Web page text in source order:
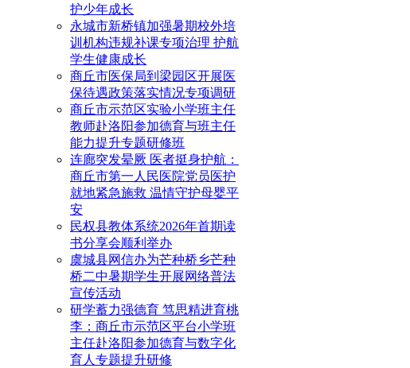
护少年成长
永城市新桥镇加强暑期校外培
训机构违规补课专项治理 护航
学生健康成长
商丘市医保局到梁园区开展医
保待遇政策落实情况专项调研
商丘市示范区实验小学班主任
教师赴洛阳参加德育与班主任
能力提升专题研修班
连廊突发晕厥 医者挺身护航：
商丘市第一人民医院党员医护
就地紧急施救 温情守护母婴平
安
民权县教体系统2026年首期读
书分享会顺利举办
虞城县网信办为芒种桥乡芒种
桥二中暑期学生开展网络普法
宣传活动
研学蓄力强德育 笃思精进育桃
李：商丘市示范区平台小学班
主任赴洛阳参加德育与数字化
育人专题提升研修